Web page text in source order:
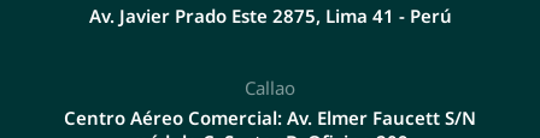
Av. Javier Prado Este 2875, Lima 41 - Perú
Callao
Centro Aéreo Comercial: Av. Elmer Faucett S/N